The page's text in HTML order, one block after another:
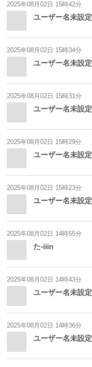
2025年08月02日 15時42分
ユーザー名未設定
2025年08月02日 15時34分
ユーザー名未設定
2025年08月02日 15時31分
ユーザー名未設定
2025年08月02日 15時29分
ユーザー名未設定
2025年08月02日 15時23分
ユーザー名未設定
2025年08月02日 14時55分
た-iiin
2025年08月02日 14時43分
ユーザー名未設定
2025年08月02日 14時36分
ユーザー名未設定